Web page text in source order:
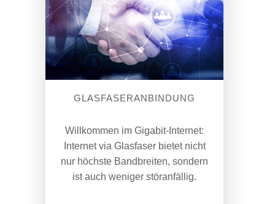
GLASFASERANBINDUNG
Willkommen im Gigabit-Internet:
Internet via Glasfaser bietet nicht
nur höchste Bandbreiten, sondern
ist auch weniger störanfällig.